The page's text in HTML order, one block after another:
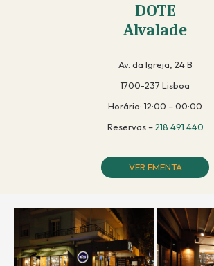
DOTE
Alvalade
Av. da Igreja, 24 B
1700-237 Lisboa
Horário: 12:00 – 00:00
Reservas –218 491 440
VER EMENTA